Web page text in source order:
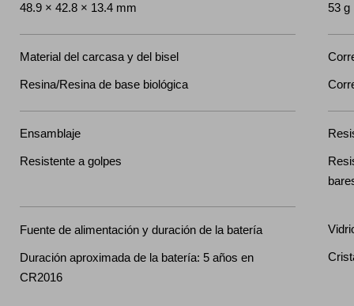
48.9 × 42.8 × 13.4 mm 53 g
Material del carcasa y del bisel
Resina/Resina de base biológica
Ensamblaje
Resistente a golpes
Fuente de alimentación y duración de la batería
Duración aproximada de la batería: 5 años en
CR2016